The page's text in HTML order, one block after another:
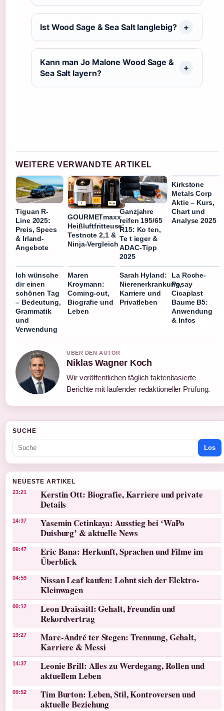
Ist Wood Sage & Sea Salt langlebig?
Kann man Jo Malone Wood Sage &
Sea Salt layern?
WEITERE VERWANDTE ARTIKEL
Tiguan R-
Line 2025:
Preis, Specs
& Irland-
Angebote
GOURMETmaxx
Heißluftfritteuse:
Testnote 2,1 &
Ninja-Vergleich
Ganzjahre
reifen 195/65
R15: Ko ten,
Te t ieger &
ADAC-Tipp
2025
Kirkstone
Metals Corp
Aktie – Kurs,
Chart und
Analyse 2025
Ich wünsche
dir einen
schönen Tag
– Bedeutung,
Grammatik
und
Verwendung
Maren
Kroymann:
Coming-out,
Biografie und
Leben
Sarah Hyland:
Nierenerkrankung,
Karriere und
Privatleben
La Roche-
Posay
Cicaplast
Baume B5:
Anwendung
& Infos
UBER DEN AUTOR
Niklas Wagner Koch
Wir veröffentlichen täglich faktenbasierte
Berichte mit laufender redaktioneller Prüfung.
SUCHE
Los
NEUESTE ARTIKEL
23:21
Kerstin Ott: Biografie, Karriere und private
Details
14:37
Yasemin Cetinkaya: Ausstieg bei ‘WaPo
Duisburg’ & aktuelle News
09:47
Eric Bana: Herkunft, Sprachen und Filme im
Überblick
04:59
Nissan Leaf kaufen: Lohnt sich der Elektro-
Kleinwagen
00:12
Leon Draisaitl: Gehalt, Freundin und
Rekordvertrag
19:27
Marc-André ter Stegen: Trennung, Gehalt,
Karriere & Messi
14:37
Leonie Brill: Alles zu Werdegang, Rollen und
aktuellem Leben
09:52
Tim Burton: Leben, Stil, Kontroversen und
aktuelle Beziehung